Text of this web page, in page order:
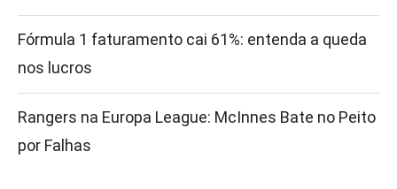
Fórmula 1 faturamento cai 61%: entenda a queda
nos lucros
Rangers na Europa League: McInnes Bate no Peito
por Falhas